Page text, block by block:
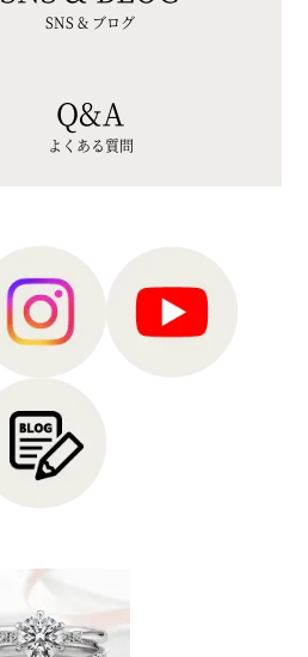
SNS & ブログ
Q&A
よくある質問